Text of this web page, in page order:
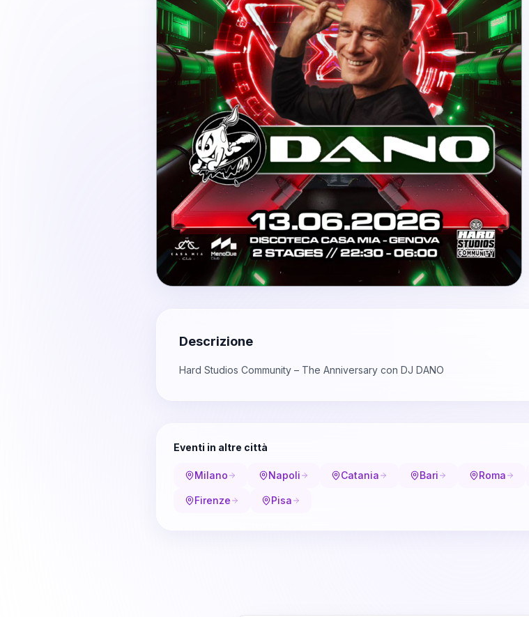
Descrizione
Hard Studios Community – The Anniversary con DJ DANO
Eventi in altre città
Milano Napoli Catania Bari Roma
Firenze Pisa